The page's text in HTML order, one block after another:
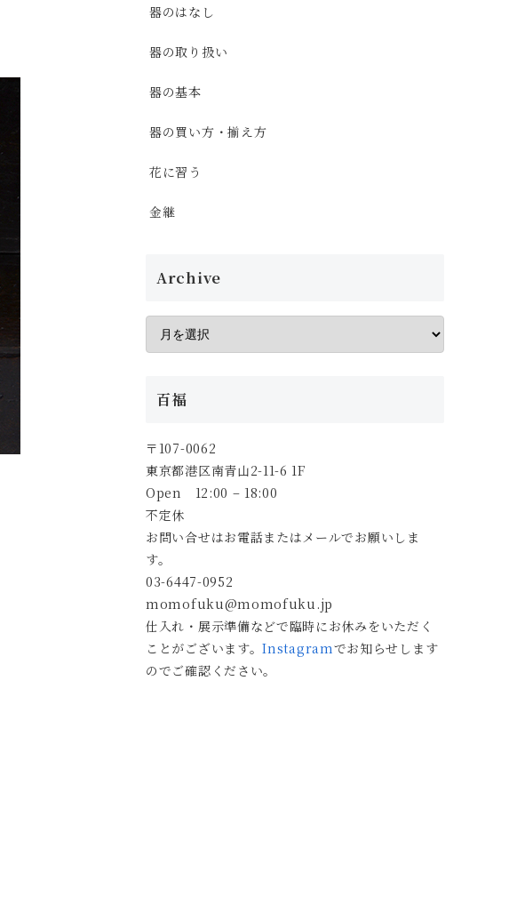
器のはなし
器の取り扱い
器の基本
器の買い方・揃え方
花に習う
金継
Archive
百福
〒107-0062
東京都港区南青山2-11-6 1F
Open 12:00 – 18:00
不定休
お問い合せはお電話またはメールでお願いしま
す。
03-6447-0952
momofuku@momofuku.jp
仕入れ・展示準備などで臨時にお休みをいただく
ことがございます。Instagramでお知らせします
のでご確認ください。